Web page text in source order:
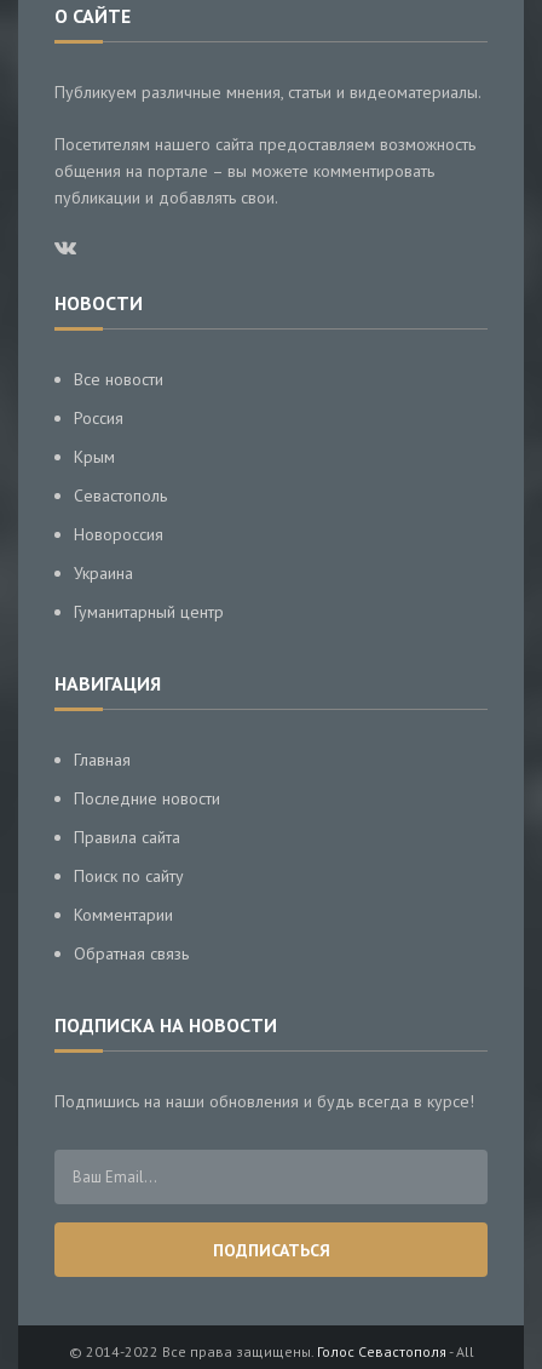
О САЙТЕ
Публикуем различные мнения, статьи и видеоматериалы.
Посетителям нашего сайта предоставляем возможность
общения на портале – вы можете комментировать
публикации и добавлять свои.
НОВОСТИ
Все новости
Россия
Крым
Севастополь
Новороссия
Украина
Гуманитарный центр
НАВИГАЦИЯ
Главная
Последние новости
Правила сайта
Поиск по сайту
Комментарии
Обратная связь
ПОДПИСКА НА НОВОСТИ
Подпишись на наши обновления и будь всегда в курсе!
© 2014-2022 Все права защищены. Голос Севастополя - All